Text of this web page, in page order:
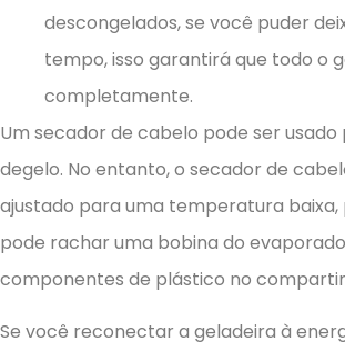
descongelados, se você puder
tempo, isso garantirá que todo o
completamente.
Um secador de cabelo pode ser
degelo. No entanto, o secador de
ajustado para uma temperatura baixa,
pode rachar uma bobina do
componentes de plástico no
Se você reconectar a geladeira à